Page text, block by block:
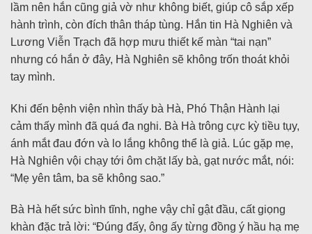
lầm nên hắn cũng giả vờ như không biết, giúp cô sắp xếp
hành trình, còn đích thân tháp tùng. Hắn tin Hà Nghiên và
Lương Viễn Trạch đã hợp mưu thiết kế màn “tai nạn”
nhưng có hắn ở đây, Hà Nghiên sẽ không trốn thoát khỏi
tay mình.
Khi đến bệnh viện nhìn thấy bà Hà, Phó Thận Hành lại
cảm thấy mình đã quá đa nghi. Bà Hà trông cực kỳ tiều tụy,
ánh mắt đau đớn và lo lắng không thể là giả. Lúc gặp mẹ,
Hà Nghiên vội chạy tới ôm chặt lấy bà, gạt nước mắt, nói:
“Mẹ yên tâm, ba sẽ không sao.”
Bà Hà hết sức bình tĩnh, nghe vậy chỉ gật đầu, cất giọng
khàn đặc trả lời: “Đúng đấy, ông ấy từng đồng ý hầu hạ mẹ